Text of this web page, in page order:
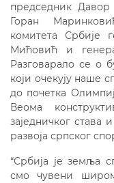
председник
Горан
комитета Србије
Мићовић и
Разговарало се о
који очекују наше
до почетка
Веома
заједничког става
развоја српског
“Србија је земља
смо чувени